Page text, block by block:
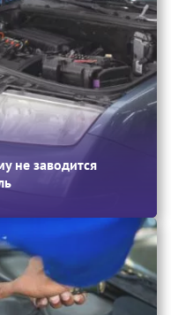
не заводится